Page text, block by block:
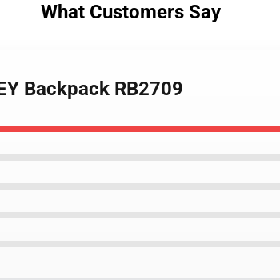
What Customers Say
Backpack RB2709